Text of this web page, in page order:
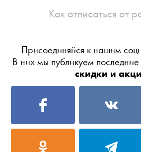
Как отписаться от
Присоединяйся к нашим
В них мы публикуем
скидки и